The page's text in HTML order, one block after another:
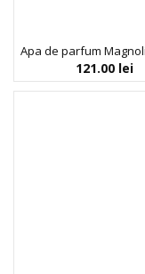
121.00 lei